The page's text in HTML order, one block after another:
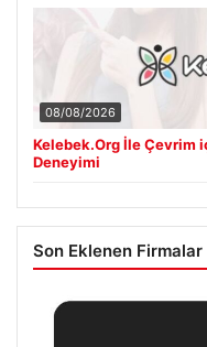
08/08/2026
Kelebek.Org İle Çevrim
Deneyimi
Son Eklenen Firmalar